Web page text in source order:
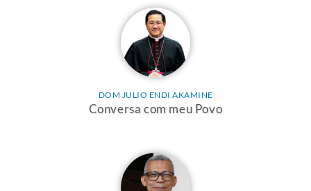
DOM JULIO ENDI AKAMINE
Conversa com meu Povo